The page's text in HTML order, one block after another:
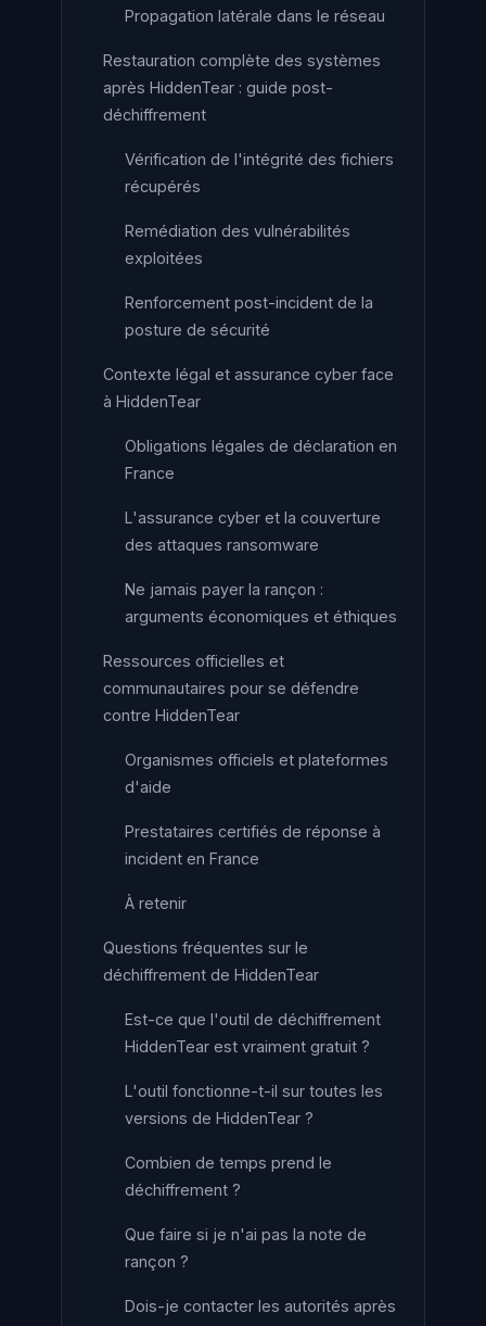
Propagation latérale dans le réseau
Restauration complète des systèmes
après HiddenTear : guide post-
déchiffrement
Vérification de l'intégrité des fichiers
récupérés
Remédiation des vulnérabilités
exploitées
Renforcement post-incident de la
posture de sécurité
Contexte légal et assurance cyber face
à HiddenTear
Obligations légales de déclaration en
France
L'assurance cyber et la couverture
des attaques ransomware
Ne jamais payer la rançon :
arguments économiques et éthiques
Ressources officielles et
communautaires pour se défendre
contre HiddenTear
Organismes officiels et plateformes
d'aide
Prestataires certifiés de réponse à
incident en France
À retenir
Questions fréquentes sur le
déchiffrement de HiddenTear
Est-ce que l'outil de déchiffrement
HiddenTear est vraiment gratuit ?
L'outil fonctionne-t-il sur toutes les
versions de HiddenTear ?
Combien de temps prend le
déchiffrement ?
Que faire si je n'ai pas la note de
rançon ?
Dois-je contacter les autorités après